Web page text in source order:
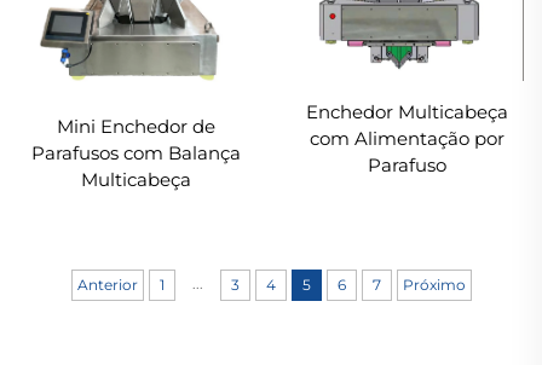
Mini Enchedor de
Parafusos com Balança
Multicabeça
Enchedor Multicabeça
com Alimentação por
Parafuso
Anterior 1 3 4 5 6 7 Próximo